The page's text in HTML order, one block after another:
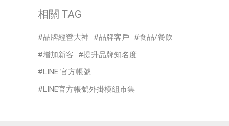
相關 TAG
品牌經營大神 品牌客戶
食品/餐飲
增加新客
提升品牌知名度
LINE 官方帳號
LINE官方帳號外掛模組市集